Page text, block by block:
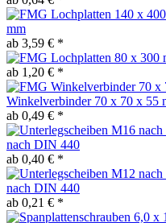
mm
ab 3,59 € *
ab 1,20 € *
Winkelverbinder 70 x 70 x 55
ab 0,49 € *
nach DIN 440
ab 0,40 € *
nach DIN 440
ab 0,21 € *